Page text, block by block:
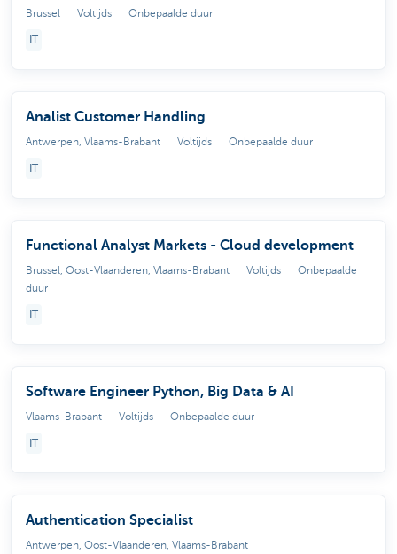
Brussel Voltijds Onbepaalde duur
IT
Analist Customer Handling
Antwerpen, Vlaams-Brabant Voltijds Onbepaalde duur
IT
Functional Analyst Markets - Cloud development
Brussel, Oost-Vlaanderen, Vlaams-Brabant Voltijds
Onbepaalde
duur
IT
Software Engineer Python, Big Data & AI
Vlaams-Brabant Voltijds Onbepaalde duur
IT
Authentication Specialist
Antwerpen, Oost-Vlaanderen, Vlaams-Brabant